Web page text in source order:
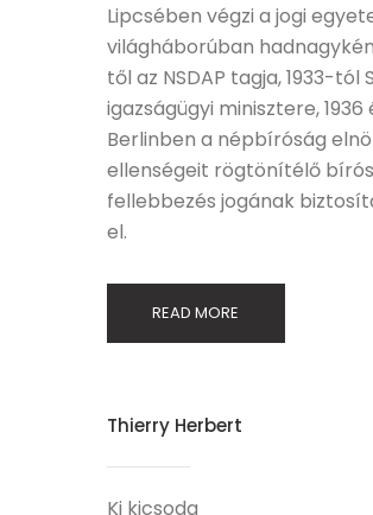
Lipcsében végzi a jogi
világháborúban
től az NSDAP tagja, 1933-tól
igazságügyi minisztere, 1936
Berlinben a népbíróság
ellenségeit rögtönítélő
fellebbezés jogának
el.
READ MORE
Thierry Herbert
Ki kicsoda